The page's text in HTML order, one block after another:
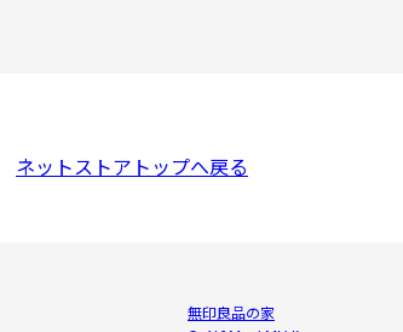
ネットストアトップへ戻る
無印良品の家